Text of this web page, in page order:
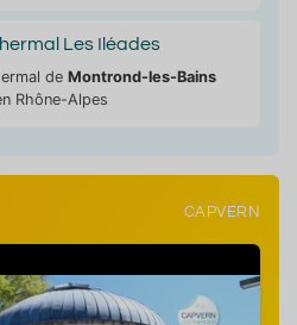
Les Iléades
de Montrond-les-Bains
Rhône-Alpes
CAPVERN